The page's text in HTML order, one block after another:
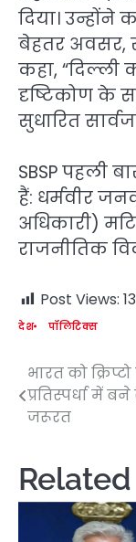
दिया।
बेहतर अवसर,
कहा,
दृष्टिकोण के
सुधारित
SBSP पहली
हैं: धर्मवीर
अधिकारी)
राजनीतिक
Post Views:
देश पॉलिटिक्स
Post
navigation
भारत को
प्रतिस्पर्धा में
जरूरत